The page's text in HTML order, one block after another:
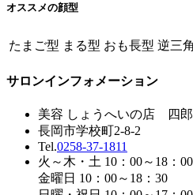
オススメの顔型
たまご型 まる型 おも長型 逆三
サロンインフォメーション
美容 しょうへいの店 四
長岡市学校町2-8-2
Tel.0258-37-1811
火～木・土 10：00～18：00
金曜日 10：00～18：30